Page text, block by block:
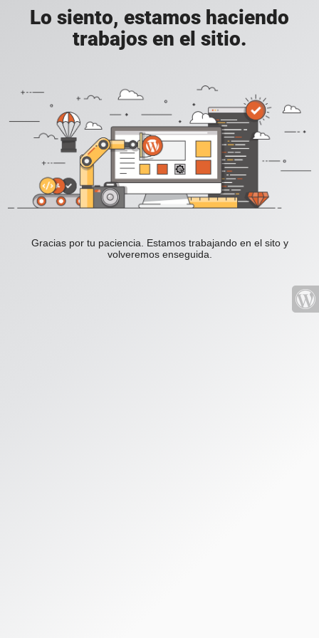
Lo siento, estamos haciendo
trabajos en el sitio.
Gracias por tu paciencia. Estamos trabajando en el sito y
volveremos enseguida.